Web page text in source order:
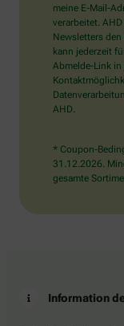
Sie
bitte
den
Stern.
meine E-Mail-
verarbeitet.
Newsletters
kann jederzeit
Abmelde-Link
AHD.
* Coupon-
31.12.2026.
gesamte
Information